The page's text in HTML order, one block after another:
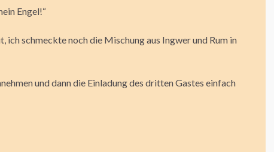
Engel!“
ich schmeckte noch die Mischung aus Ingwer und Rum in
und dann die Einladung des dritten Gastes einfach